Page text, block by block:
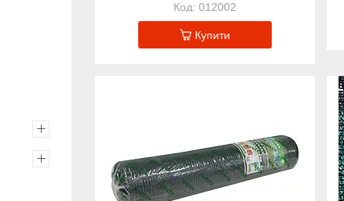
012002
Купити